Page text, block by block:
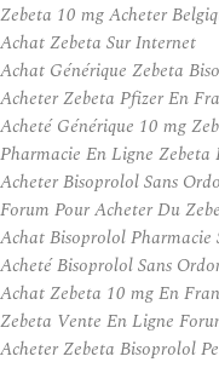
Zebeta 10 mg Acheter
Achat Zebeta Sur Internet
Achat Générique Zebeta
Acheter Zebeta Pfizer En
Acheté Générique 10 mg
Pharmacie En Ligne Zebeta
Acheter Bisoprolol Sans
Forum Pour Acheter Du
Achat Bisoprolol Pharmacie
Acheté Bisoprolol Sans
Achat Zebeta 10 mg En
Zebeta Vente En Ligne
Acheter Zebeta Bisoprolol